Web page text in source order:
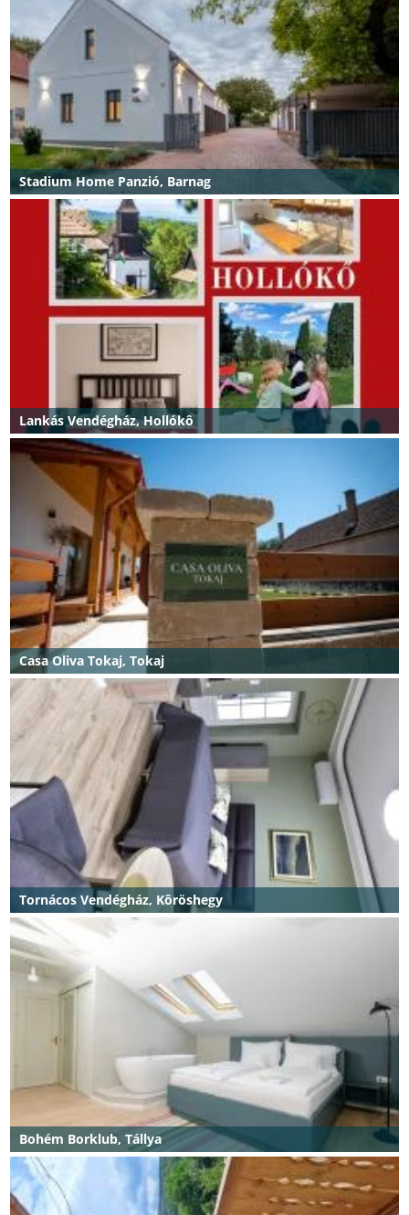
Stadium Home Panzió, Barnag
Lankás Vendégház, Hollókô
Casa Oliva Tokaj, Tokaj
Tornácos Vendégház, Kôröshegy
Bohém Borklub, Tállya